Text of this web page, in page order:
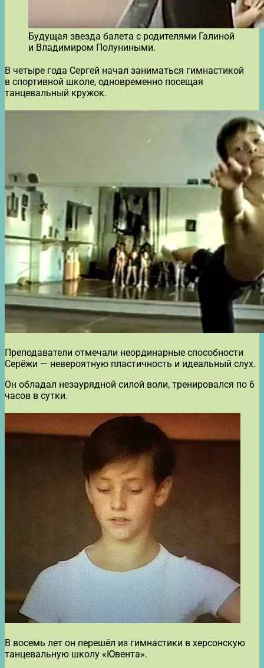
Будущая звезда балета с родителями Галиной
и Владимиром Полуниными.
В четыре года Сергей начал заниматься гимнастикой
в спортивной школе, одновременно посещая
танцевальный кружок.
Преподаватели отмечали неординарные способности
Серёжи — невероятную пластичность и идеальный слух.
Он обладал незаурядной силой воли, тренировался по 6
часов в сутки.
В восемь лет он перешёл из гимнастики в херсонскую
танцевальную школу «Ювента».